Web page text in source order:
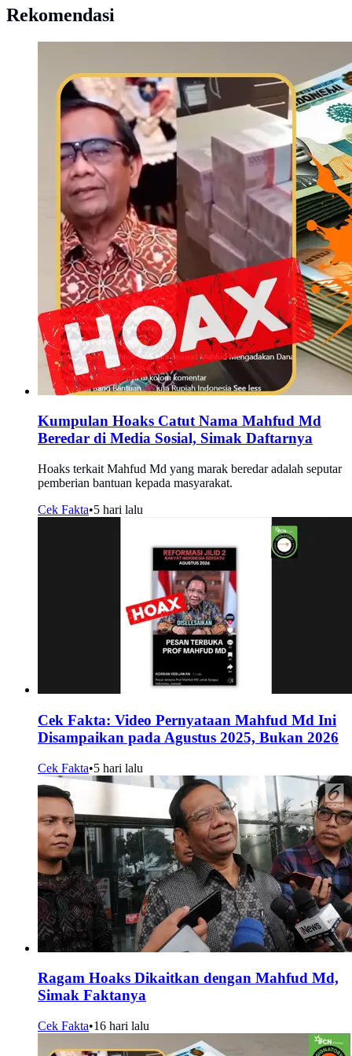
Rekomendasi
Kumpulan Hoaks Catut Nama Mahfud Md
Beredar di Media Sosial, Simak Daftarnya
Hoaks terkait Mahfud Md yang marak beredar adalah seputar
pemberian bantuan kepada masyarakat.
Cek Fakta•5 hari lalu
Cek Fakta: Video Pernyataan Mahfud Md Ini
Disampaikan pada Agustus 2025, Bukan 2026
Cek Fakta•5 hari lalu
Ragam Hoaks Dikaitkan dengan Mahfud Md,
Simak Faktanya
Cek Fakta•16 hari lalu